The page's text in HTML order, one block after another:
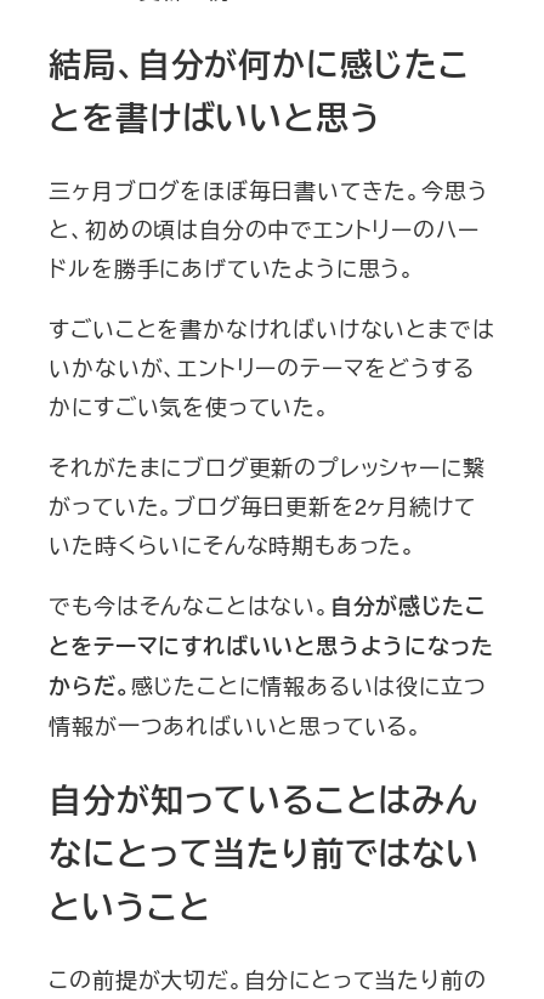
結局、自分が何かに感じたこ
とを書けばいいと思う
三ヶ月ブログをほぼ毎日書いてきた。今思う
と、初めの頃は自分の中でエントリーのハー
ドルを勝手にあげていたように思う。
すごいことを書かなければいけないとまでは
いかないが、エントリーのテーマをどうする
かにすごい気を使っていた。
それがたまにブログ更新のプレッシャーに繋
がっていた。ブログ毎日更新を2ヶ月続けて
いた時くらいにそんな時期もあった。
でも今はそんなことはない。 自分が感じたこ
とをテーマにすればいいと思うようになった
からだ。感じたことに情報あるいは役に立つ
情報が一つあればいいと思っている。
自分が知っていることはみん
なにとって当たり前ではない
ということ
この前提が大切だ。自分にとって当たり前の